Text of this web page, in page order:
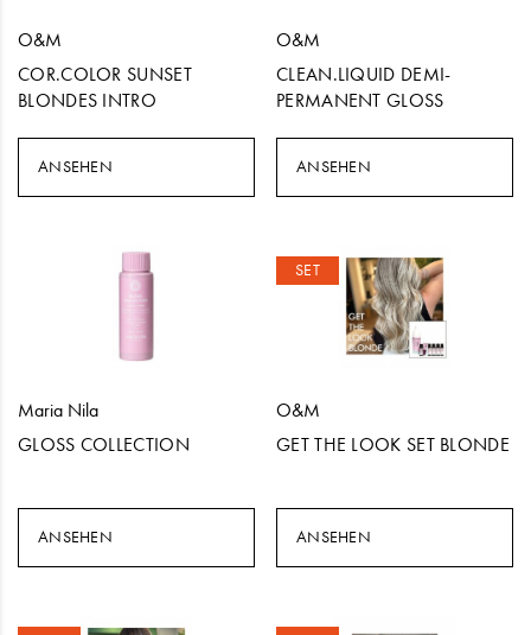
O&M
COR.COLOR SUNSET
BLONDES INTRO
ANSEHEN
O&M
CLEAN.LIQUID DEMI-
PERMANENT GLOSS
ANSEHEN
Maria Nila
GLOSS COLLECTION
ANSEHEN
SET
O&M
GET THE LOOK SET BLONDE
ANSEHEN